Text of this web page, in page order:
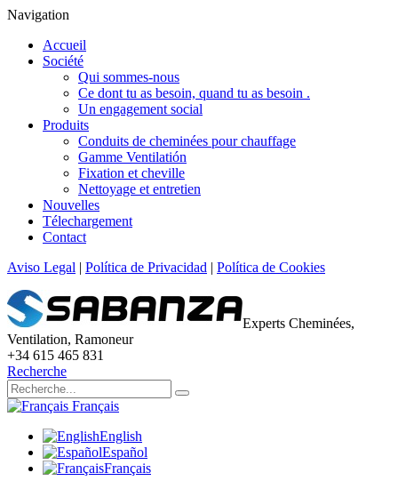
Navigation
Accueil
Société
Qui sommes-nous
Ce dont tu as besoin, quand tu as besoin .
Un engagement social
Produits
Conduits de cheminées pour chauffage
Gamme Ventilatión
Fixation et cheville
Nettoyage et entretien
Nouvelles
Télechargement
Contact
Aviso Legal | Política de Privacidad | Política de Cookies
Experts Cheminées,
Ventilation, Ramoneur
+34 615 465 831
Recherche
Français
English
Español
Français